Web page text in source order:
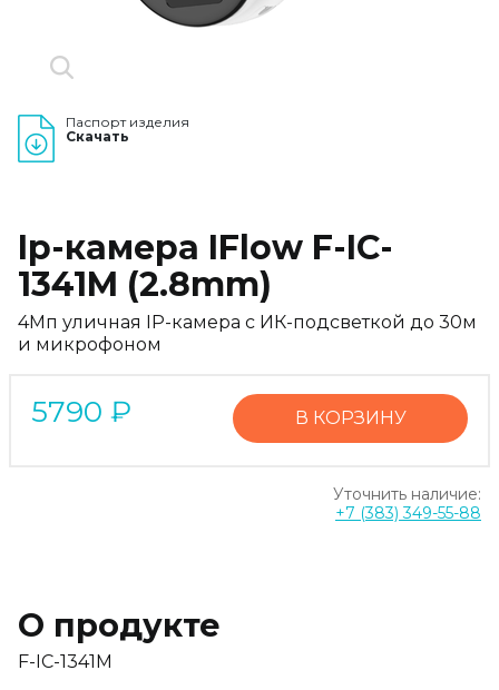
Паспорт изделия
Скачать
Ip-камера IFlow F-IC-
1341M (2.8mm)
4Мп уличная IP-камера с ИК-подсветкой до 30м
и микрофоном
5790 ₽ В КОРЗИНУ
Уточнить наличие:
+7 (383) 349-55-88
О продукте
F-IC-1341M